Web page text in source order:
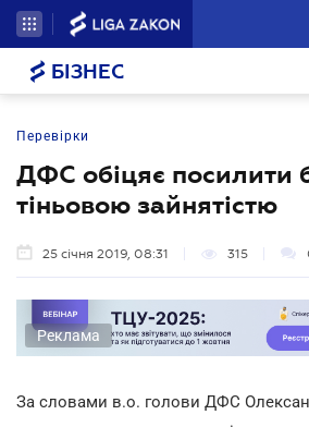
БІЗНЕС
Перевірки
ДФС обіцяє посилити
тіньовою зайнятістю
25 січня 2019, 08:31 315
Реклама
За словами в.о. голови ДФС